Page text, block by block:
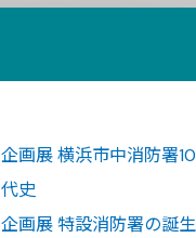
企画展 横浜市中消防署
代史
企画展 特設消防署の誕